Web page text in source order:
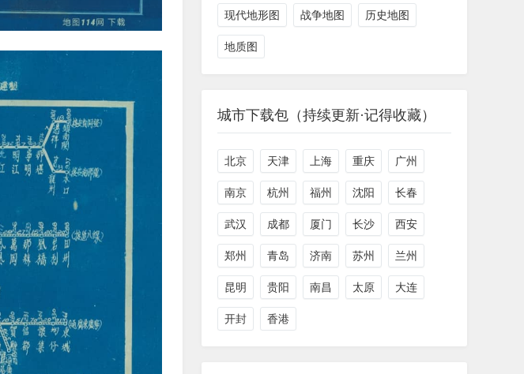
现代地形图 战争地图 历史地图
地质图
城市下载包（持续更新·记得收藏）
北京 天津 上海 重庆 广州
南京 杭州 福州 沈阳 长春
武汉 成都 厦门 长沙 西安
郑州 青岛 济南 苏州 兰州
昆明 贵阳 南昌 太原 大连
开封 香港